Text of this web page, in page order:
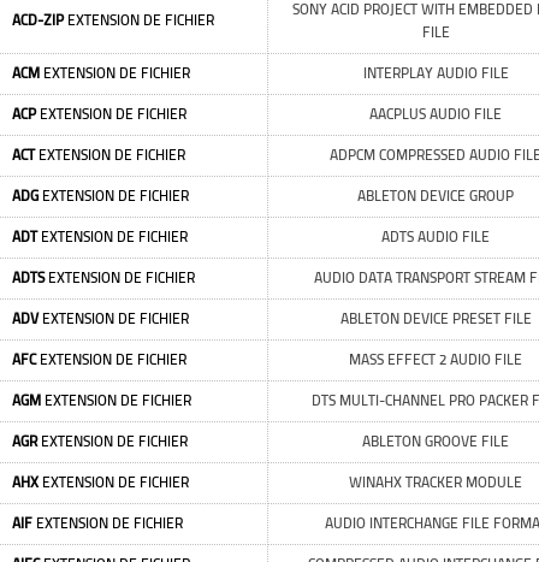
ACD-ZIPEXTENSION DE FICHIER
SONY ACID PROJECT WITH EMBEDDED
FILE
ACM EXTENSION DE FICHIER INTERPLAY AUDIO FILE
ACPEXTENSION DE FICHIER AACPLUS AUDIO FILE
ACTEXTENSION DE FICHIER ADPCM COMPRESSED AUDIO
ADG EXTENSION DE FICHIER ABLETON DEVICE GROUP
ADTEXTENSION DE FICHIER ADTS AUDIO FILE
ADTSEXTENSION DE FICHIER AUDIO DATA TRANSPORT STREAM
ADVEXTENSION DE FICHIER ABLETON DEVICE PRESET FILE
AFCEXTENSION DE FICHIER MASS EFFECT 2 AUDIO FILE
AGM EXTENSION DE FICHIER DTS MULTI-CHANNEL PRO PACKER
AGREXTENSION DE FICHIER ABLETON GROOVE FILE
AHXEXTENSION DE FICHIER WINAHX TRACKER MODULE
AIF EXTENSION DE FICHIER AUDIO INTERCHANGE FILE